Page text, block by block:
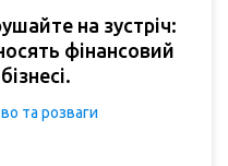
на зустріч:
фінансовий
та розваги